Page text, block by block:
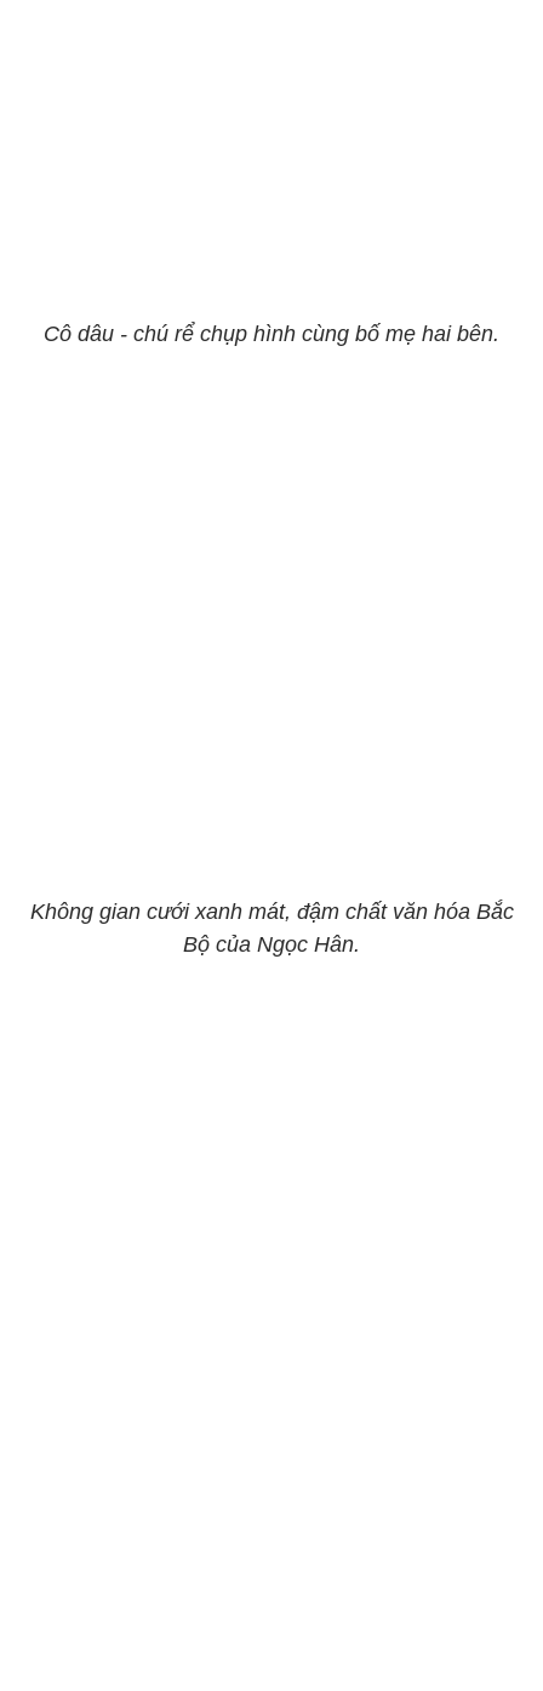
Cô dâu - chú rể chụp hình cùng bố mẹ hai bên.
Không gian cưới xanh mát, đậm chất văn hóa Bắc
Bộ của Ngọc Hân.